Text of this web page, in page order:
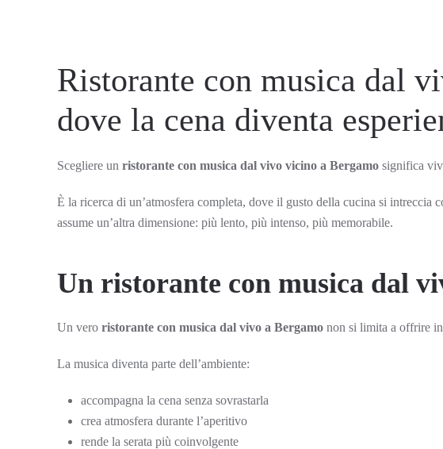
Ristorante con musica dal
dove la cena diventa
Scegliere un ristorante con musica dal vivo vicino a Bergamo significa
È la ricerca di un’atmosfera completa, dove il gusto della cucina si
assume un’altra dimensione: più lento, più intenso, più memorabile.
Un ristorante con musica dal
Un vero ristorante con musica dal vivo a Bergamo non si limita a offrire
La musica diventa parte dell’ambiente:
accompagna la cena senza sovrastarla
crea atmosfera durante l’aperitivo
rende la serata più coinvolgente